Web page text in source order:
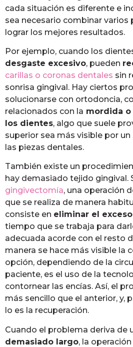
cada situación es diferente e
sea necesario combinar
lograr los mejores resultados.
Por ejemplo, cuando los
desgaste excesivo, pueden
carillas o coronas dentales sin
sonrisa gingival. Hay ciertos
solucionarse con ortodoncia,
relacionados con la mordida o
los dientes, algo que suele
superior sea más visible por
las piezas dentales.
También existe un
hay demasiado tejido gingival.
gingivectomía, una operación
que se realiza de manera
consiste en eliminar el exceso
tiempo que se trabaja para
adecuada acorde con el resto
manera se hace más visible la
opción, dependiendo de la
paciente, es el uso de la
contornear las encías. Así, el
más sencillo que el anterior, y,
lo es la recuperación.
Cuando el problema deriva de
demasiado largo, la